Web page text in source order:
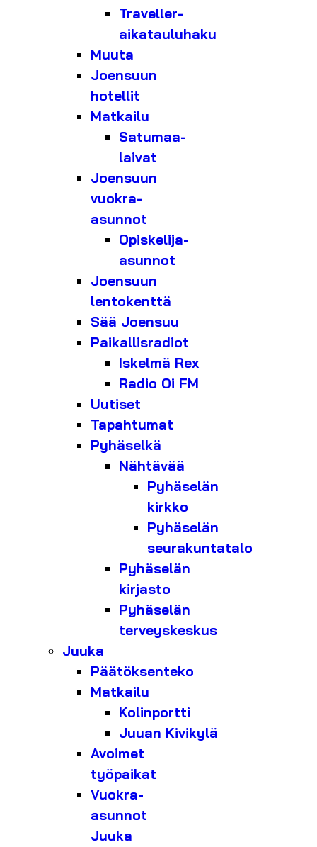
Traveller-
aikatauluhaku
Muuta
Joensuun
hotellit
Matkailu
Satumaa-
laivat
Joensuun
vuokra-
asunnot
Opiskelija-
asunnot
Joensuun
lentokenttä
Sää Joensuu
Paikallisradiot
Iskelmä Rex
Radio Oi FM
Uutiset
Tapahtumat
Pyhäselkä
Nähtävää
Pyhäselän
kirkko
Pyhäselän
seurakuntatalo
Pyhäselän
kirjasto
Pyhäselän
terveyskeskus
Juuka
Päätöksenteko
Matkailu
Kolinportti
Juuan Kivikylä
Avoimet
työpaikat
Vuokra-
asunnot
Juuka